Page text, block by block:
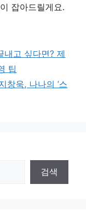
잡아드릴게요.
내고 싶다면? 제
팁
창욱, 나나의 ‘스
검색